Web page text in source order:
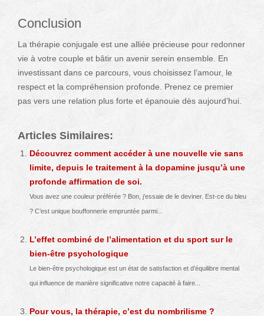
Conclusion
La thérapie conjugale est une alliée précieuse pour redonner
vie à votre couple et bâtir un avenir serein ensemble. En
investissant dans ce parcours, vous choisissez l’amour, le
respect et la compréhension profonde. Prenez ce premier
pas vers une relation plus forte et épanouie dès aujourd’hui.
Articles Similaires:
Découvrez comment accéder à une nouvelle vie sans
limite, depuis le traitement à la dopamine jusqu’à une
profonde affirmation de soi.
Vous avez une couleur préférée ? Bon, j’essaie de le deviner. Est-ce du bleu
? C’est unique bouffonnerie empruntée parmi...
L’effet combiné de l’alimentation et du sport sur le
bien-être psychologique
Le bien-être psychologique est un état de satisfaction et d’équilibre mental
qui influence de manière significative notre capacité à faire...
Pour vous, la thérapie, c’est du nombrilisme ?